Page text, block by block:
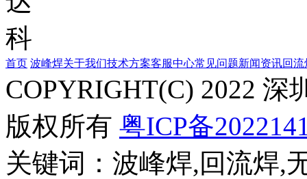
首页 波峰焊关于我们技术方案客服中心常见问题新闻资讯回流
COPYRIGHT(C) 2022
版权所有 粤ICP备
关键词：波峰焊,回流焊,